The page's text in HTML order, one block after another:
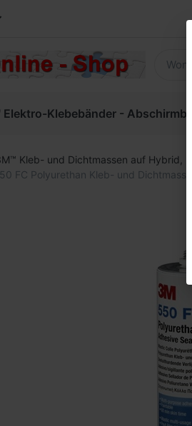
Elektro-Klebebänder -
Kleb- und Dichtmassen auf Hybrid,
FC Polyurethan Kleb- und Dichtmasse